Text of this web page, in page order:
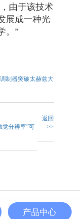
由于该技术
展成一种光
”
制器突破太赫兹大
觉分辨率”可
返回
>>
|苏ICP备
IPv6产品中心